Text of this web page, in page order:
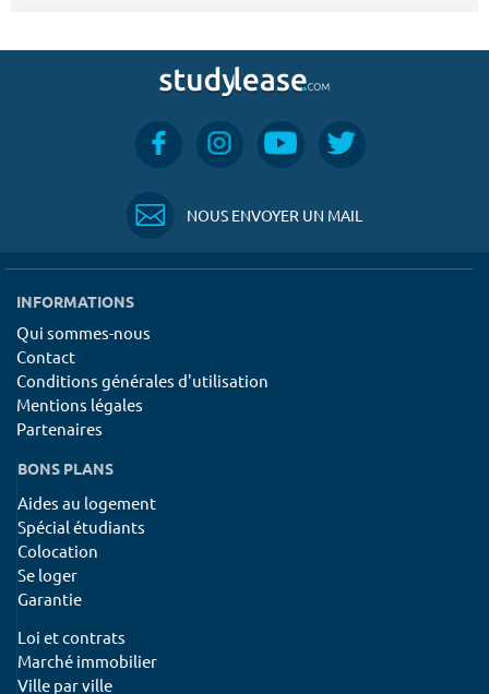
NOUS ENVOYER UN MAIL
INFORMATIONS
Qui sommes-nous
Contact
Conditions générales d'utilisation
Mentions légales
Partenaires
BONS PLANS
Aides au logement
Spécial étudiants
Colocation
Se loger
Garantie
Loi et contrats
Marché immobilier
Ville par ville